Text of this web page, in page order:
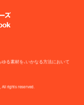
る素材を、いかなる方法において
All rights reserved.